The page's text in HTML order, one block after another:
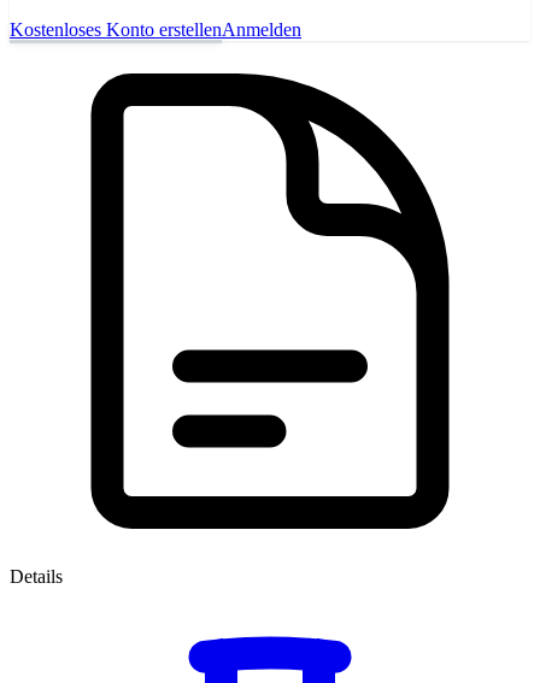
Kostenloses Konto erstellenAnmelden
Details